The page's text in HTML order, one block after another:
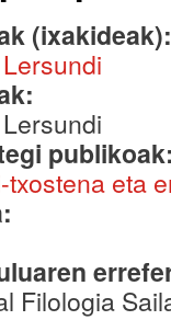
txostena eta
Filologia